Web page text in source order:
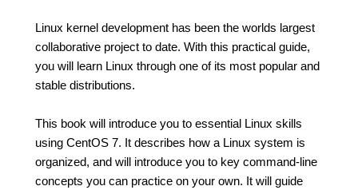
Linux kernel development has been the worlds largest
collaborative project to date. With this practical guide,
you will learn Linux through one of its most popular and
stable distributions.
This book will introduce you to essential Linux skills
using CentOS 7. It describes how a Linux system is
organized, and will introduce you to key command-line
concepts you can practice on your own. It will guide